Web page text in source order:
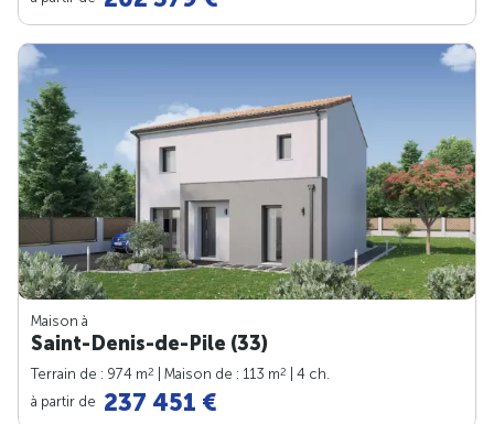
Maison à
Saint-Denis-de-Pile (33)
Terrain de : 974 m2 | Maison de : 113 m2
| 4 ch.
à partir de 237 451 €